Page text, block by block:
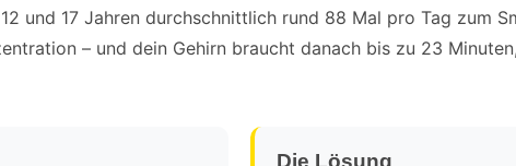
und 17 Jahren durchschnittlich rund 88 Mal pro Tag zum
– und dein Gehirn braucht danach bis zu 23
Die Lösung